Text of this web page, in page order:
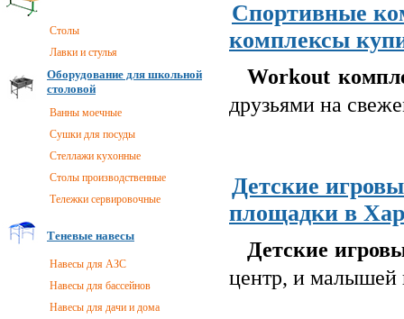
Столы
Лавки и стулья
Оборудование для школьной
столовой
Ванны моечные
Сушки для посуды
Стеллажи кухонные
Столы производственные
Тележки сервировочные
Теневые навесы
Навесы для АЗС
Навесы для бассейнов
Навесы для дачи и дома
Спортивные
комплексы
Workout
друзьями на
Детские
площадки в
Детские
центр, и малышей